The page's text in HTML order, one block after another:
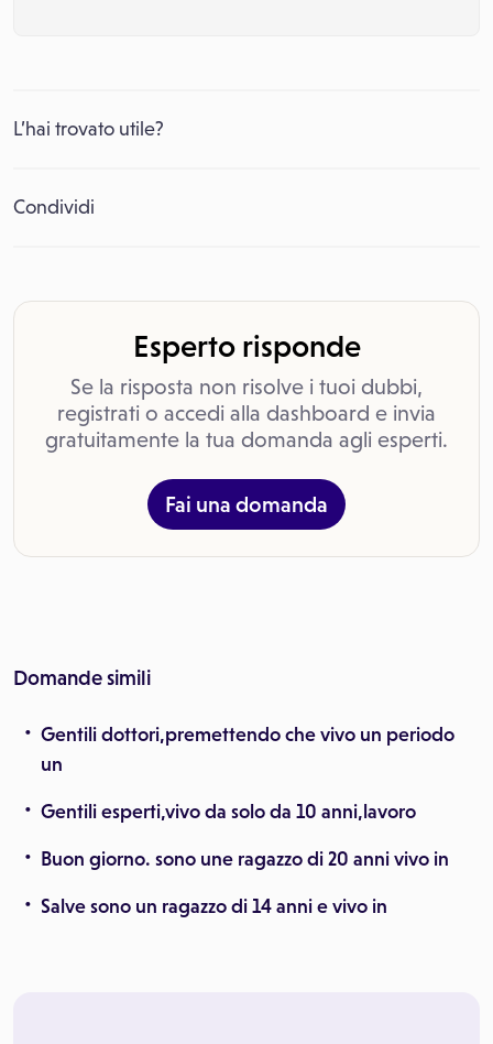
L’hai trovato utile?
Condividi
Esperto risponde
Se la risposta non risolve i tuoi dubbi,
registrati o accedi alla dashboard e invia
gratuitamente la tua domanda agli esperti.
Fai una domanda
Domande simili
Gentili dottori,premettendo che vivo un periodo
un
Gentili esperti,vivo da solo da 10 anni,lavoro
Buon giorno. sono une ragazzo di 20 anni vivo in
Salve sono un ragazzo di 14 anni e vivo in